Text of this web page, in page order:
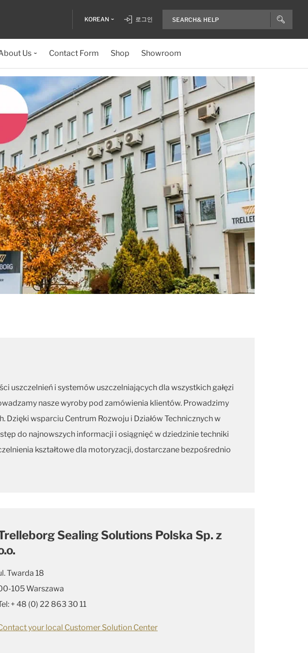
KOREAN 로그인
Us Contact Form Shop Showroom
uszczelnień i systemów uszczelniających dla wszystkich gałęzi
nasze wyroby pod zamówienia klientów. Prowadzimy
wsparciu Centrum Rozwoju i Działów Technicznych w
do najnowszych informacji i osiągnięć w dziedzinie techniki
kształtowe dla motoryzacji, dostarczane bezpośrednio
Sealing Solutions Polska Sp. z
Twarda 18
105 Warszawa
+ 48 (0) 22 863 30 11
your local Customer Solution Center